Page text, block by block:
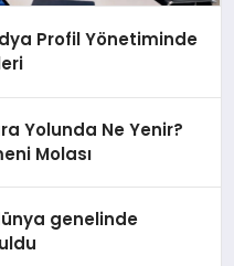
Profil Yönetiminde
Yolunda Ne Yenir?
Molası
genelinde